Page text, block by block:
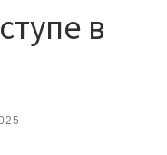
в